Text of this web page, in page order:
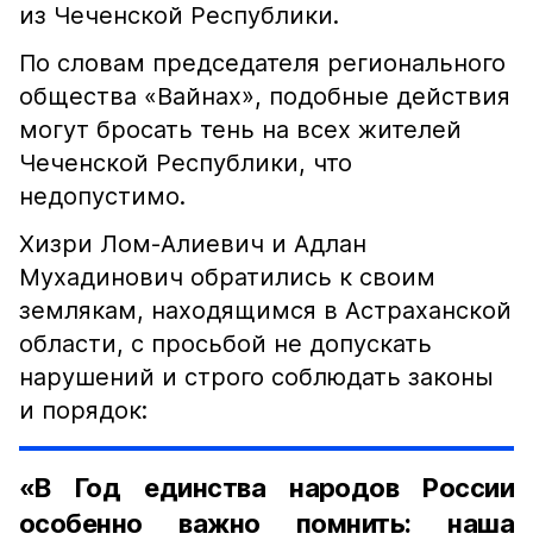
из Чеченской Республики.
По словам председателя регионального
общества «Вайнах», подобные действия
могут бросать тень на всех жителей
Чеченской Республики, что
недопустимо.
Хизри Лом-Алиевич и Адлан
Мухадинович обратились к своим
землякам, находящимся в Астраханской
области, с просьбой не допускать
нарушений и строго соблюдать законы
и порядок:
«В Год единства народов России
особенно важно помнить: наша